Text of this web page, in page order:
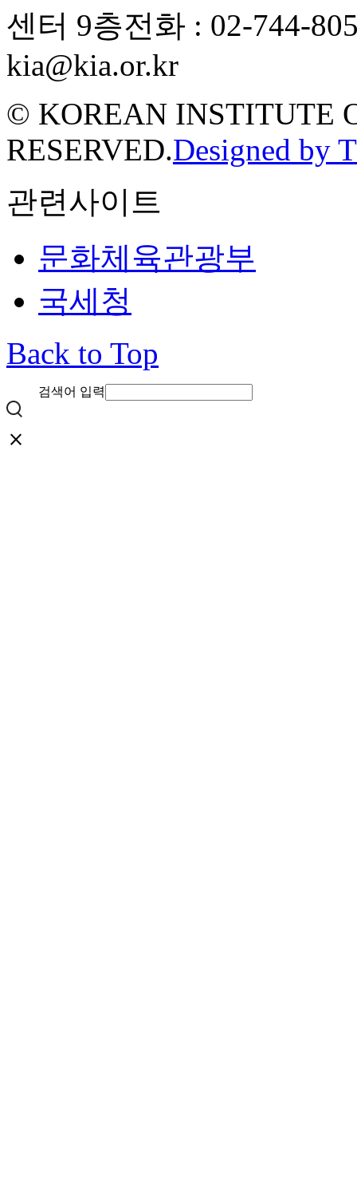
센터 9층전화 : 02-744-
kia@kia.or.kr
© KOREAN INSTITUTE
RESERVED.Designed by
관련사이트
문화체육관광부
국세청
Back to Top
검색어 입력
close